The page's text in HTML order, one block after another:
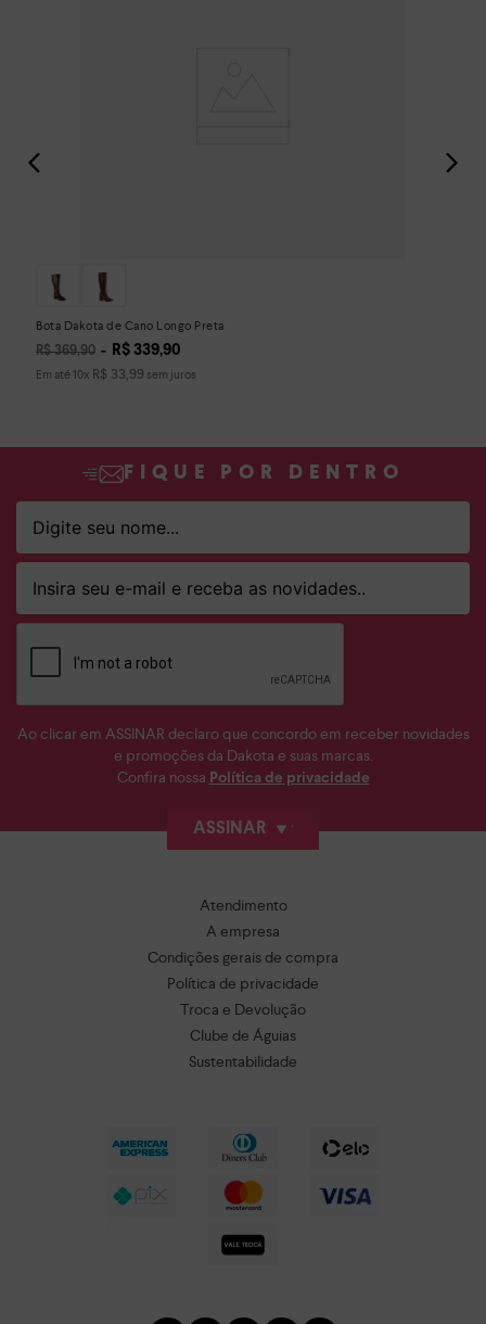
Bota Dakota de Cano Longo Preta
R$ 369,90 R$ 339,90
Em até 10x R$ 33,99 sem juros
FIQUE POR DENTRO
Ao clicar em ASSINAR declaro que concordo em receber novidades
e promoções da Dakota e suas marcas.
Confira nossa Política de privacidade
ASSINAR
Atendimento
A empresa
Condições gerais de compra
Política de privacidade
Troca e Devolução
Clube de Águias
Sustentabilidade